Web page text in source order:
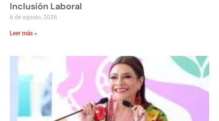
Inclusión Laboral
6 de agosto, 2026
Leer más »